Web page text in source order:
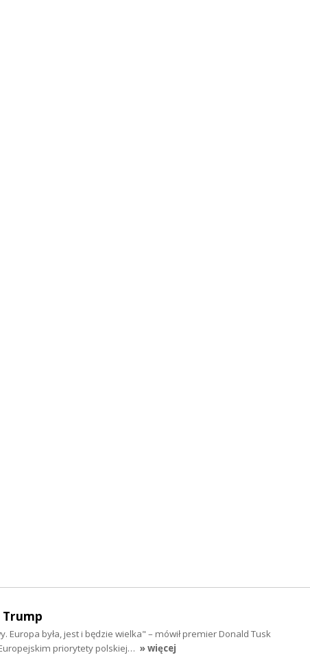
Europa była, jest i będzie wielka" – mówił premier Donald Tusk
priorytety polskiej… » więcej